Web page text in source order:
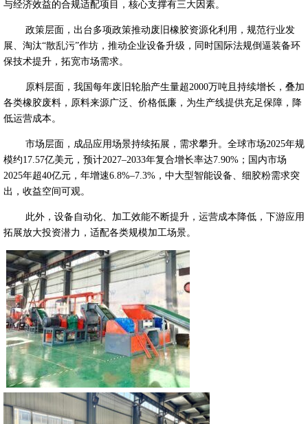
与经济效益的合规适配项目，核心支撑有三大因素。
政策层面，出台多项政策推动废旧橡胶资源化利用，规范行业发
展、淘汰“散乱污”作坊，推动企业设备升级，同时国际法规倒逼装备环
保技术提升，拓宽市场需求。
原料层面，我国每年废旧轮胎产生量超2000万吨且持续增长，叠加
各类橡胶废料，原料来源广泛、价格低廉，为生产线提供充足保障，降
低运营成本。
市场层面，成品应用场景持续拓展，需求攀升。全球市场2025年规
模约17.57亿美元，预计2027–2033年复合增长率达7.90%；国内市场
2025年超40亿元，年增速6.8%–7.3%，中大型智能设备、细胶粉需求突
出，收益空间可观。
此外，设备自动化、加工效能不断提升，运营成本降低，下游应用
拓展放大投资潜力，适配各类规模加工场景。